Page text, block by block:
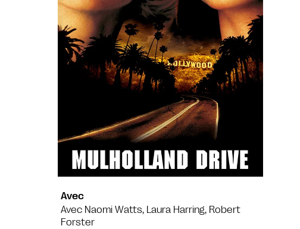
Avec
Avec Naomi Watts, Laura Harring, Robert
Forster